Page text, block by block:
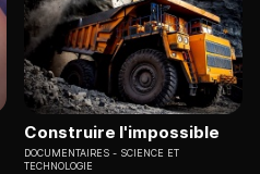
Construire l'impossible
DOCUMENTAIRES
SCIENCE ET
TECHNOLOGIE